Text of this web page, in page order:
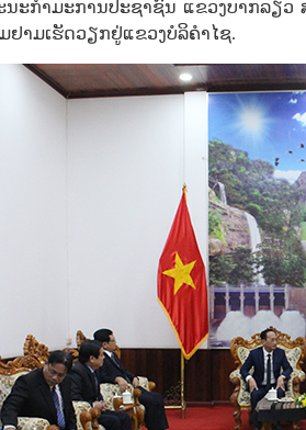
ະກໍາມະການປະຊາຊົນ ແຂວງບາກລຽ
ຢາມເຮັດວຽກຢູ່ແຂວງບໍລິຄໍາໄຊ.